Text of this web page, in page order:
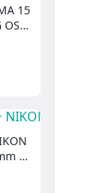
箱
機車支架
15
H
54
F